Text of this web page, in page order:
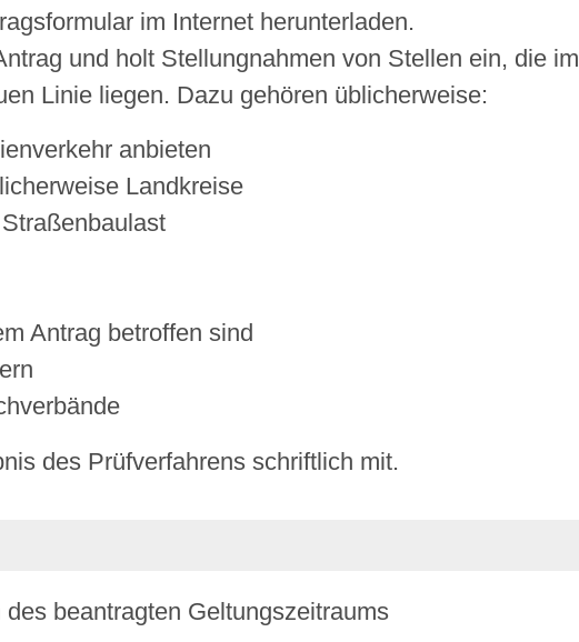
im Internet herunterladen.
und holt Stellungnahmen von Stellen ein, die im
Linie liegen. Dazu gehören üblicherweise:
anbieten
Landkreise
Antrag betroffen sind
des Prüfverfahrens schriftlich mit.
beantragten Geltungszeitraums